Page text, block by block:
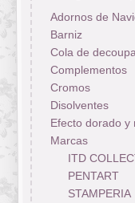
Adornos de
Barniz
Cola de
Complementos
Cromos
Disolventes
Efecto dorado y
Marcas
ITD
PENTART
STAMPERIA